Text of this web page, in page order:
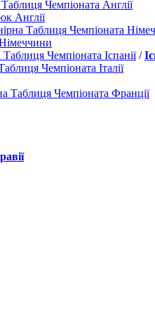
Чемпіоната Англії
Англії
Таблиця Чемпіоната
Чемпіоната Іспанії/
Чемпіоната Італії
Таблиця Чемпіоната Франції